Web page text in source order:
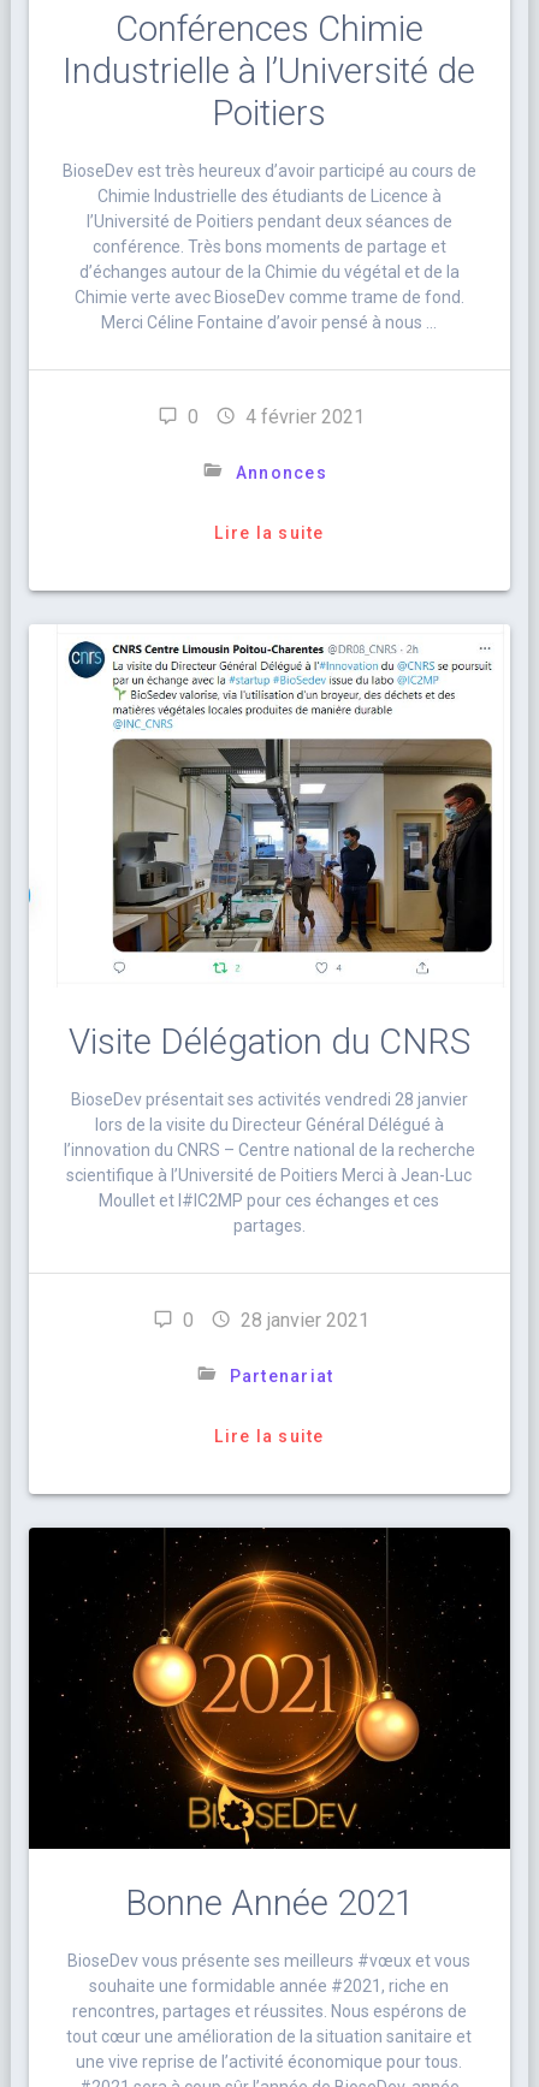
Conférences Chimie
Industrielle à l’Université de
Poitiers
BioseDev est très heureux d’avoir participé au cours de
Chimie Industrielle des étudiants de Licence à
l’Université de Poitiers pendant deux séances de
conférence. Très bons moments de partage et
d’échanges autour de la Chimie du végétal et de la
Chimie verte avec BioseDev comme trame de fond.
Merci Céline Fontaine d’avoir pensé à nous …
0 4 février 2021
Annonces
Lire la suite
Visite Délégation du CNRS
BioseDev présentait ses activités vendredi 28 janvier
lors de la visite du Directeur Général Délégué à
l’innovation du CNRS – Centre national de la recherche
scientifique à l’Université de Poitiers Merci à Jean-Luc
Moullet et l#IC2MP pour ces échanges et ces
partages.
0 28 janvier 2021
Partenariat
Lire la suite
Bonne Année 2021
BioseDev vous présente ses meilleurs #vœux et vous
souhaite une formidable année #2021, riche en
rencontres, partages et réussites. Nous espérons de
tout cœur une amélioration de la situation sanitaire et
une vive reprise de l’activité économique pour tous.